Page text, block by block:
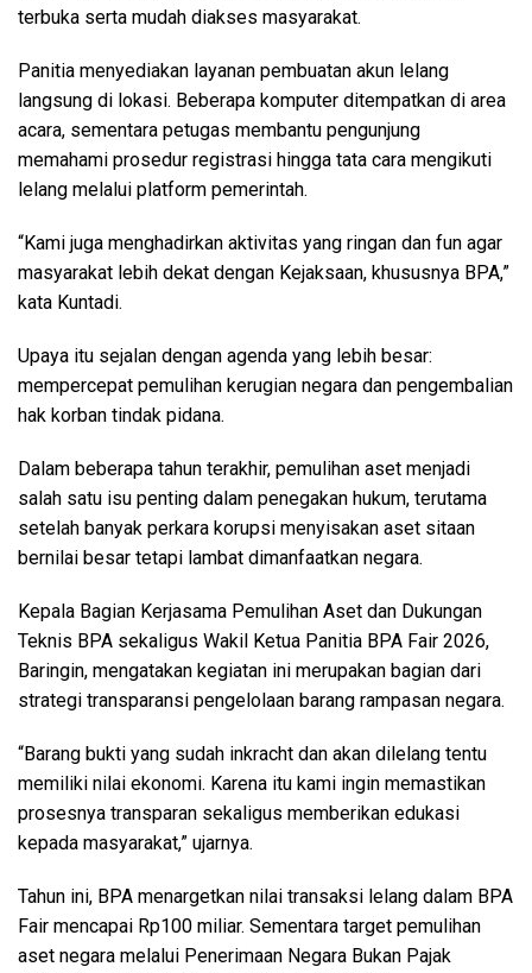
terbuka serta mudah diakses masyarakat.
Panitia menyediakan layanan pembuatan akun lelang
langsung di lokasi. Beberapa komputer ditempatkan di area
acara, sementara petugas membantu pengunjung
memahami prosedur registrasi hingga tata cara mengikuti
lelang melalui platform pemerintah.
“Kami juga menghadirkan aktivitas yang ringan dan fun agar
masyarakat lebih dekat dengan Kejaksaan, khususnya BPA,”
kata Kuntadi.
Upaya itu sejalan dengan agenda yang lebih besar:
mempercepat pemulihan kerugian negara dan pengembalian
hak korban tindak pidana.
Dalam beberapa tahun terakhir, pemulihan aset menjadi
salah satu isu penting dalam penegakan hukum, terutama
setelah banyak perkara korupsi menyisakan aset sitaan
bernilai besar tetapi lambat dimanfaatkan negara.
Kepala Bagian Kerjasama Pemulihan Aset dan Dukungan
Teknis BPA sekaligus Wakil Ketua Panitia BPA Fair 2026,
Baringin, mengatakan kegiatan ini merupakan bagian dari
strategi transparansi pengelolaan barang rampasan negara.
“Barang bukti yang sudah inkracht dan akan dilelang tentu
memiliki nilai ekonomi. Karena itu kami ingin memastikan
prosesnya transparan sekaligus memberikan edukasi
kepada masyarakat,” ujarnya.
Tahun ini, BPA menargetkan nilai transaksi lelang dalam BPA
Fair mencapai Rp100 miliar. Sementara target pemulihan
aset negara melalui Penerimaan Negara Bukan Pajak